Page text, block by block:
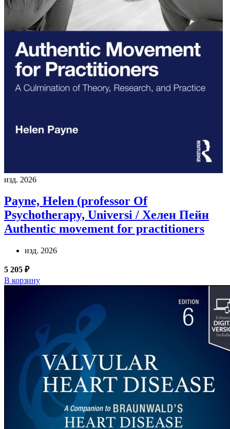
изд. 2026
Payne, Helen (professor Of
Psychotherapy, Universi / Хелен Пейн
Authentic movement for practitioners
изд. 2026
5 205 ₽
В корзину